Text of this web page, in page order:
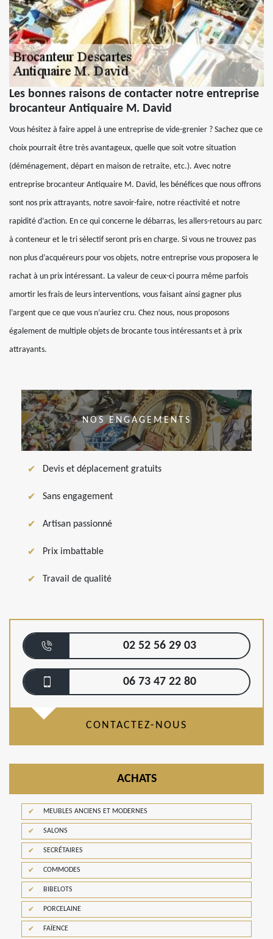
Les bonnes raisons de contacter notre entreprise
brocanteur Antiquaire M. David
Vous hésitez à faire appel à une entreprise de vide-grenier ? Sachez que ce
choix pourrait être très avantageux, quelle que soit votre situation
(déménagement, départ en maison de retraite, etc.). Avec notre
entreprise brocanteur Antiquaire M. David, les bénéfices que nous offrons
sont nos prix attrayants, notre savoir-faire, notre réactivité et notre
rapidité d’action. En ce qui concerne le débarras, les allers-retours au parc
à conteneur et le tri sélectif seront pris en charge. Si vous ne trouvez pas
non plus d’acquéreurs pour vos objets, notre entreprise vous proposera le
rachat à un prix intéressant. La valeur de ceux-ci pourra même parfois
amortir les frais de leurs interventions, vous faisant ainsi gagner plus
l’argent que ce que vous n’auriez cru. Chez nous, nous proposons
également de multiple objets de brocante tous intéressants et à prix
attrayants.
NOS ENGAGEMENTS
Devis et déplacement gratuits
Sans engagement
Artisan passionné
Prix imbattable
Travail de qualité
02 52 56 29 03
06 73 47 22 80
CONTACTEZ-NOUS
ACHATS
MEUBLES ANCIENS ET MODERNES
SALONS
SECRÉTAIRES
COMMODES
BIBELOTS
PORCELAINE
FAÏENCE